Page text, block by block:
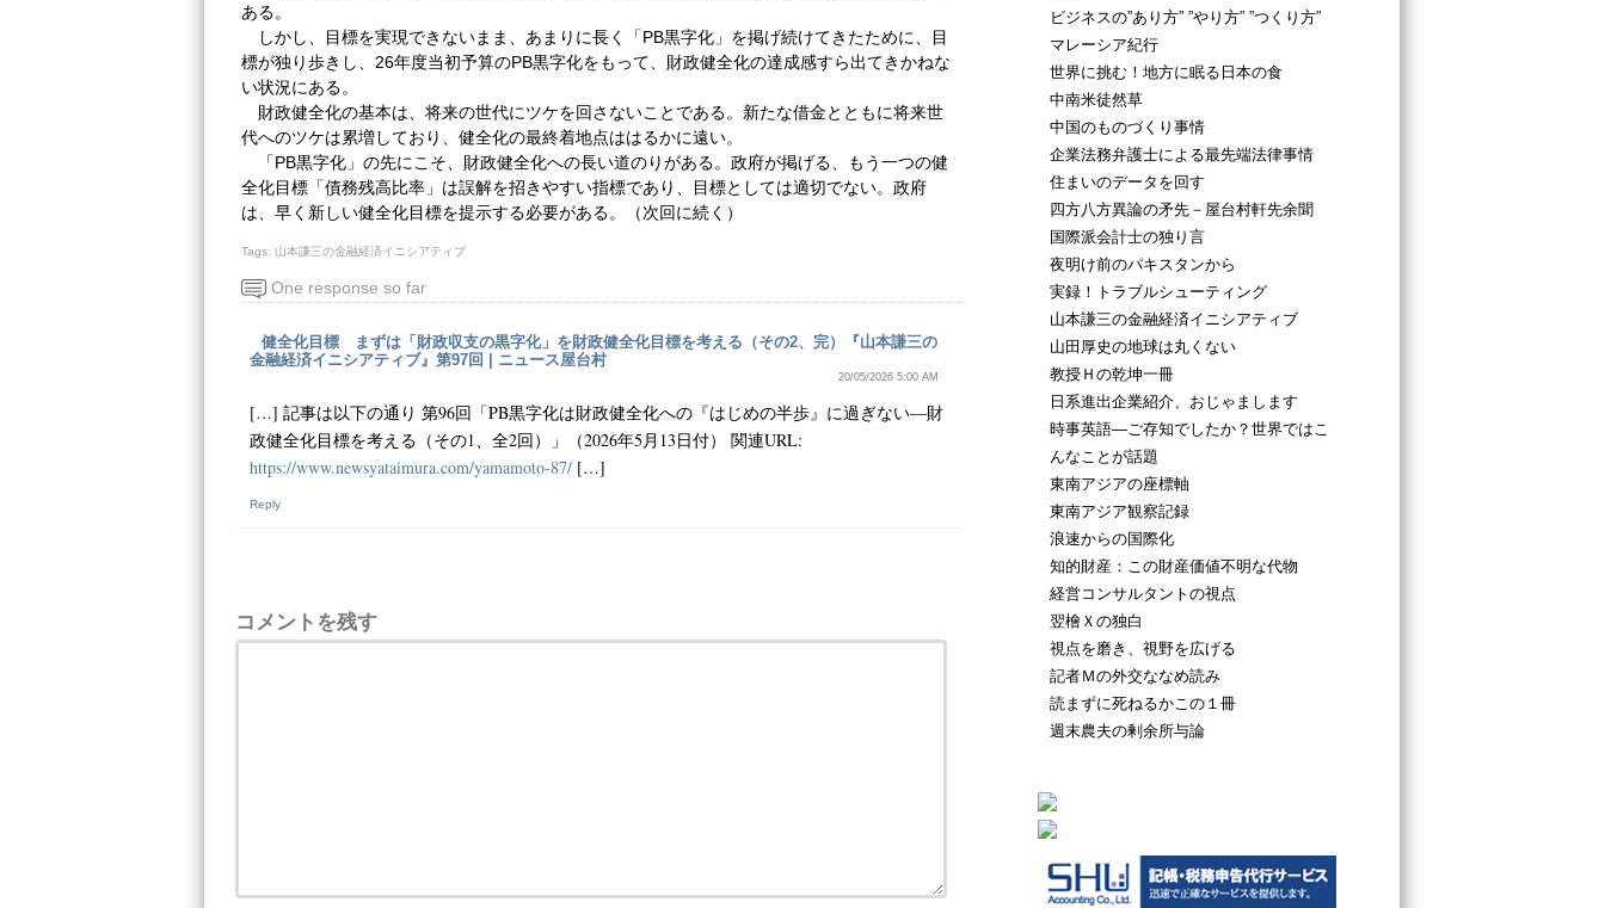
ある。
しかし、目標を実現できないまま、あまりに長く「PB黒字化」を掲げ続けてきたために、目
標が独り歩きし、26年度当初予算のPB黒字化をもって、財政健全化の達成感すら出てきかねな
い状況にある。
財政健全化の基本は、将来の世代にツケを回さないことである。新たな借金とともに将来世
代へのツケは累増しており、健全化の最終着地点ははるかに遠い。
「PB黒字化」の先にこそ、財政健全化への長い道のりがある。政府が掲げる、もう一つの健
全化目標「債務残高比率」は誤解を招きやすい指標であり、目標としては適切でない。政府
は、早く新しい健全化目標を提示する必要がある。（次回に続く）
Tags: 山本謙三の金融経済イニシアティブ
One response so far
健全化目標 まずは「財政収支の黒字化」を財政健全化目標を考える（その2、完）『山本謙三の
金融経済イニシアティブ』第97回 | ニュース屋台村
20/05/2026 5:00 AM
[…] 記事は以下の通り 第96回「PB黒字化は財政健全化への『はじめの半歩』に過ぎない―財
政健全化目標を考える（その1、全2回）」（2026年5月13日付） 関連URL:
https://www.newsyataimura.com/yamamoto-87/ […]
Reply
コメントを残す
ビジネスの”あり方” ”やり方” ”つくり方”
マレーシア紀行
世界に挑む！地方に眠る日本の食
中南米徒然草
中国のものづくり事情
企業法務弁護士による最先端法律事情
住まいのデータを回す
四方八方異論の矛先－屋台村軒先余聞
国際派会計士の独り言
夜明け前のパキスタンから
実録！トラブルシューティング
山本謙三の金融経済イニシアティブ
山田厚史の地球は丸くない
教授Ｈの乾坤一冊
日系進出企業紹介、おじゃまします
時事英語―ご存知でしたか？世界ではこ
んなことが話題
東南アジアの座標軸
東南アジア観察記録
浪速からの国際化
知的財産：この財産価値不明な代物
経営コンサルタントの視点
翌檜Ｘの独白
視点を磨き、視野を広げる
記者Ｍの外交ななめ読み
読まずに死ねるかこの１冊
週末農夫の剰余所与論